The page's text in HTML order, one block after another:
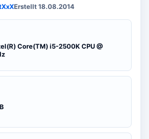
Erstellt 18.08.2014
Core(TM) i5-2500K CPU @